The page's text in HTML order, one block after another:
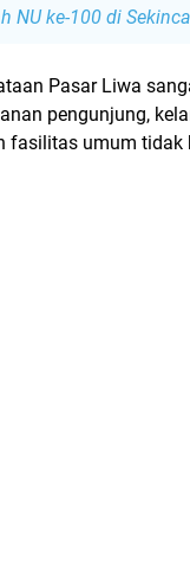
NU ke-100 di
Pasar Liwa
pengunjung,
fasilitas umum tidak